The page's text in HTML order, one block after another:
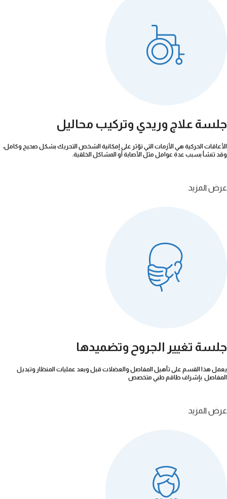
جلسة علاج وريدي وتركيب محاليل
الأعاقات الحركية هي الأزمات التي تؤثر على إمكانية الشخص التحريك بشكل صحيح وكامل،
وقد تنشأ بسبب عدة عوامل مثل الأصابة أو المشاكل الخلقية.
عرض المزيد
جلسة تغيير الجروح وتضميدها
يعمل هذا القسم على تأهيل المفاصل والعضلات قبل وبعد عمليات المنظار وتبديل
المفاصل بإشراف طاقم طبي متخصص
عرض المزيد